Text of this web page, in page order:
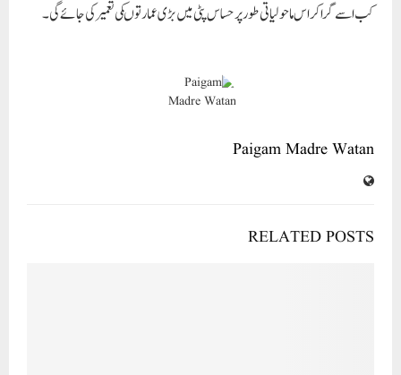
کب اسے گرا کر اس ماحولیاتی طور پر حساس پٹی میں بڑ ی عمارتوںکی تعمیر کی جائے گی۔
Paigam Madre Watan
RELATED POSTS